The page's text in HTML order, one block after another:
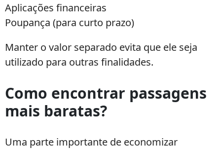
Aplicações financeiras
Poupança (para curto prazo)
Manter o valor separado evita que ele seja
utilizado para outras finalidades.
Como encontrar passagens
mais baratas?
Uma parte importante de economizar